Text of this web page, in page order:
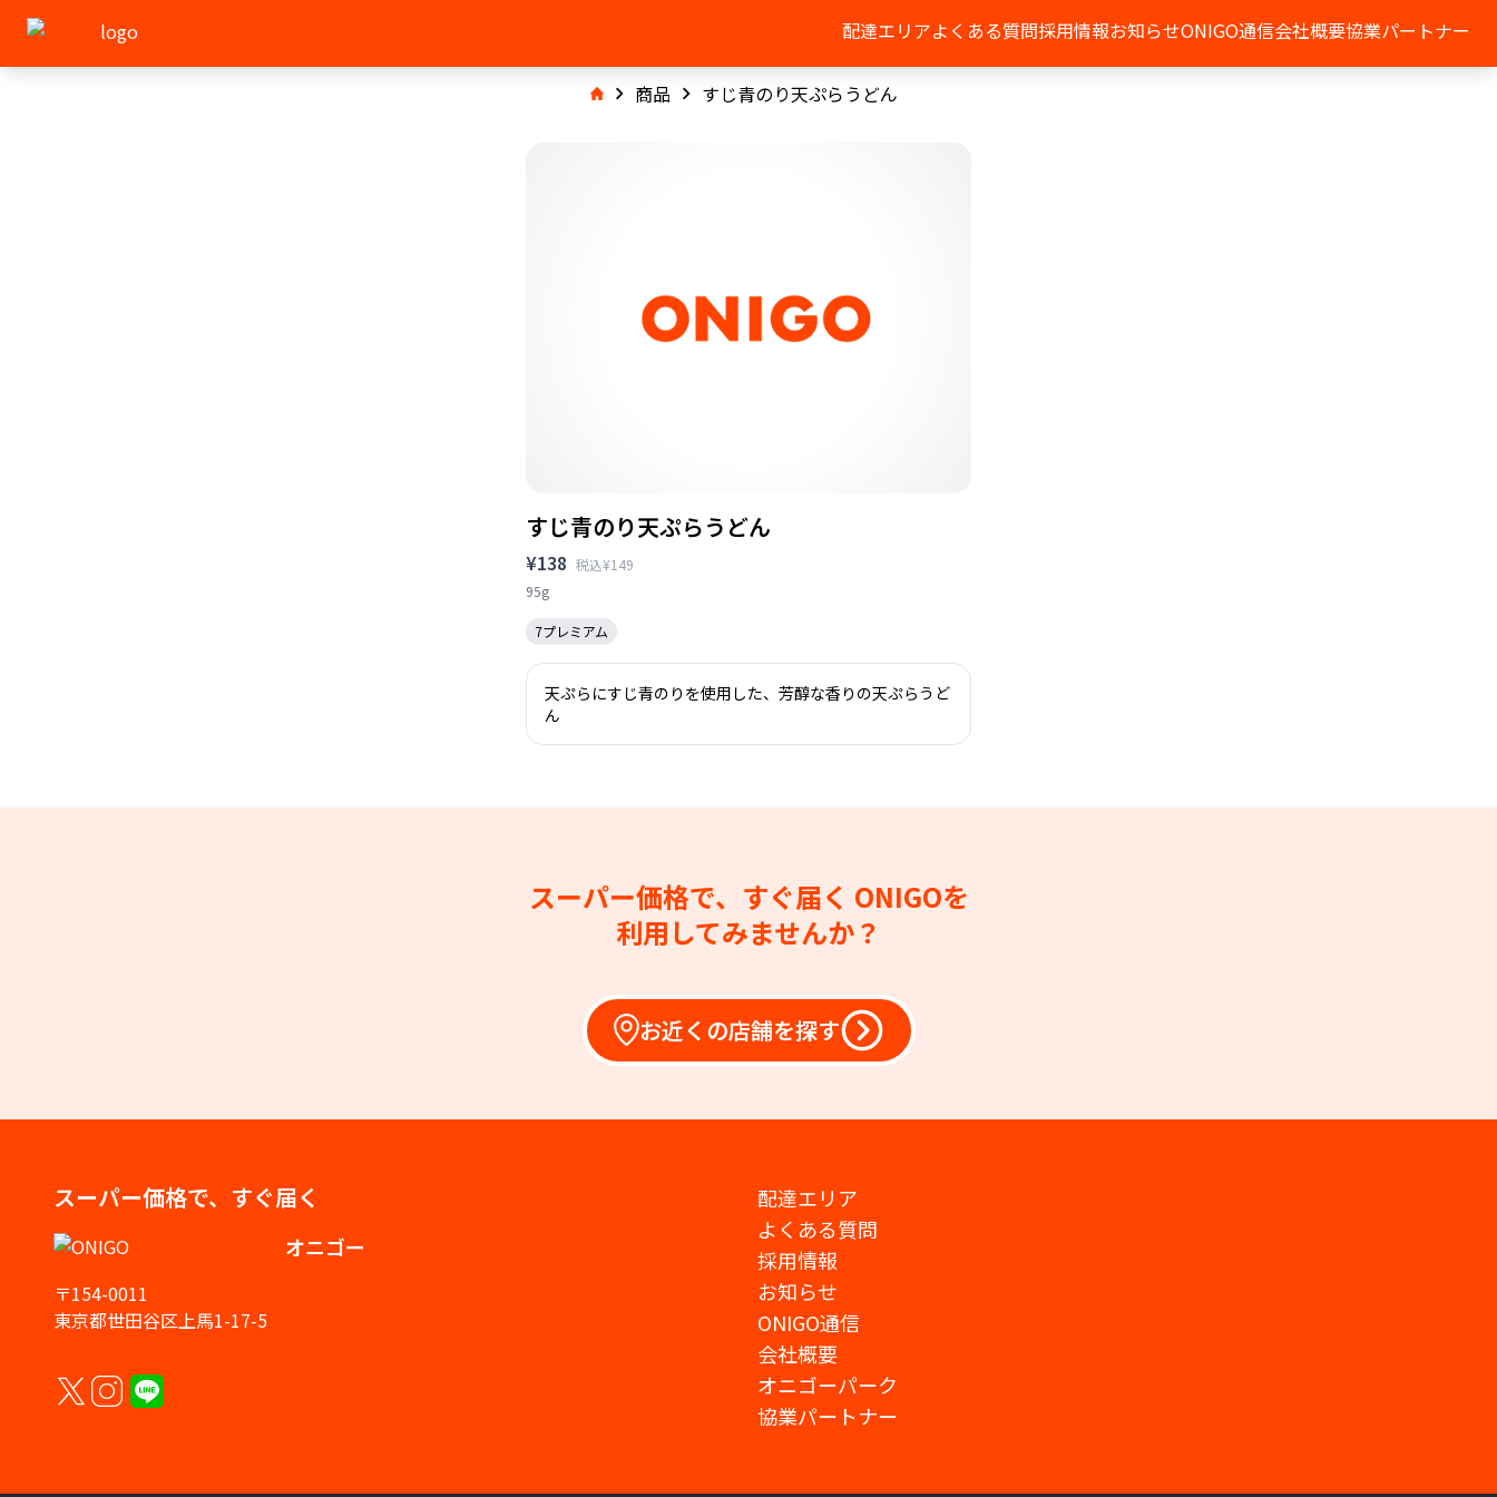
配達エリアよくある質問採用情報お知らせONIGO通信会社概要協業パートナー
商品 すじ青のり天ぷらうどん
すじ青のり天ぷらうどん
¥138 税込¥149
95g
7プレミアム
天ぷらにすじ青のりを使用した、芳醇な香りの天ぷらうど
ん
スーパー価格で、すぐ届く ONIGOを
利用してみませんか？
お近くの店舗を探す
スーパー価格で、すぐ届く
オニゴー
〒154-0011
東京都世田谷区上馬1-17-5
配達エリア
よくある質問
採用情報
お知らせ
ONIGO通信
会社概要
オニゴーパーク
協業パートナー